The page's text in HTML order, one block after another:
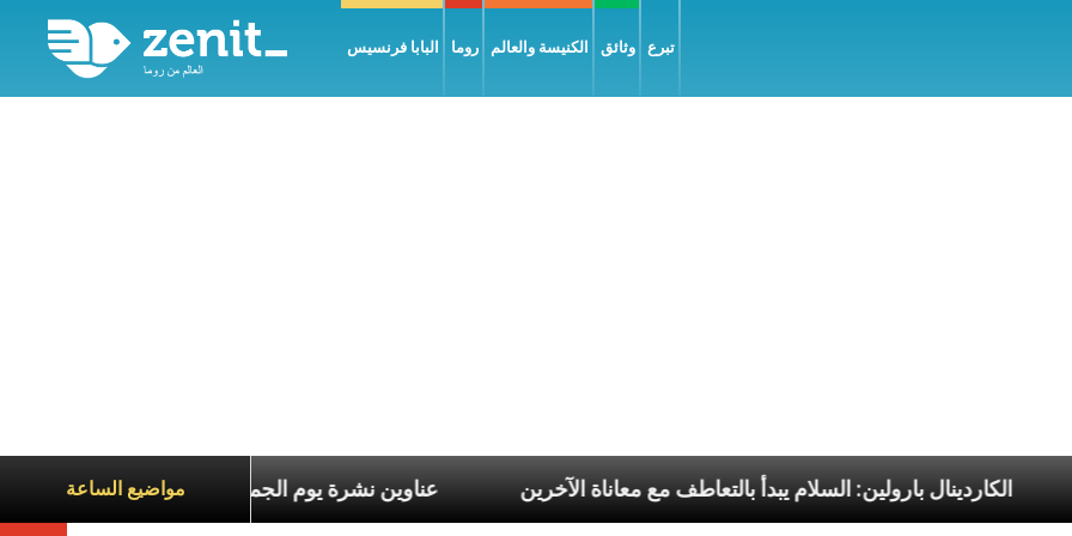
البابا فرنسيس روما الكنيسة والعالم وثائق تبرع
مواضيع الساعة
عناوين نشرة يوم الجمعة 7 آب 2026: السلام يُبنى بصبر يومًا بعد يوم الكاردينال بارولين: السلام يبدأ بالتعاطف مع معاناة الآخرين